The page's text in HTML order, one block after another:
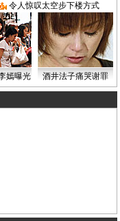
令人惊叹太空步下楼方式
嫣曝光 酒井法子痛哭谢罪